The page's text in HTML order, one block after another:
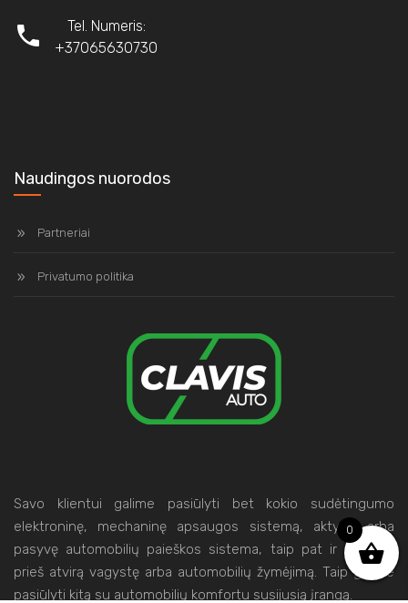
Tel. Numeris:
+37065630730
Naudingos nuorodos
Partneriai
Privatumo politika
Savo klientui galime pasiūlyti bet kokio sudėtingumo
elektroninę, mechaninę apsaugos sistemą, aktyvią arba
pasyvę automobilių paieškos sistema, taip pat ir sistemą
prieš atvirą vagystę arba automobilių žymėjimą. Taip galime
pasiūlyti kitą su automobilių komfortu susijusią įrangą.
0